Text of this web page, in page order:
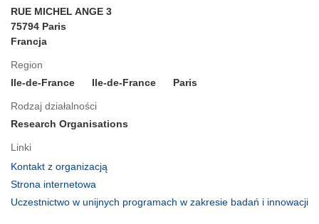
RUE MICHEL ANGE 3
75794 Paris
Francja
Region
Ile-de-France
Ile-de-France Paris
Rodzaj działalności
Research Organisations
Linki
Kontakt z organizacją
Strona internetowa
otworzy
Uczestnictwo w unijnych programach w zakresie badań i innowacji